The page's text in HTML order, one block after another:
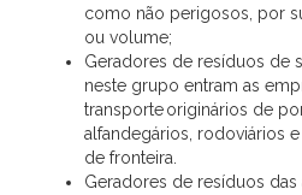
como não perigosos, por
ou volume;
Geradores de resíduos de
neste grupo entram as
transporte originários de
alfandegários, rodoviários
de fronteira.
Geradores de resíduos